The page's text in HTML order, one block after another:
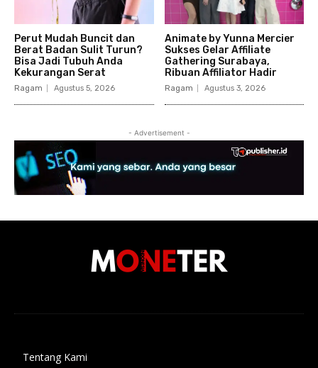
Perut Mudah Buncit dan
Berat Badan Sulit Turun?
Bisa Jadi Tubuh Anda
Kekurangan Serat
Ragam Agustus 5, 2026
Animate by Yunna Mercier
Sukses Gelar Affiliate
Gathering Surabaya,
Ribuan Affiliator Hadir
Ragam Agustus 3, 2026
- Advertisement -
Tentang Kami